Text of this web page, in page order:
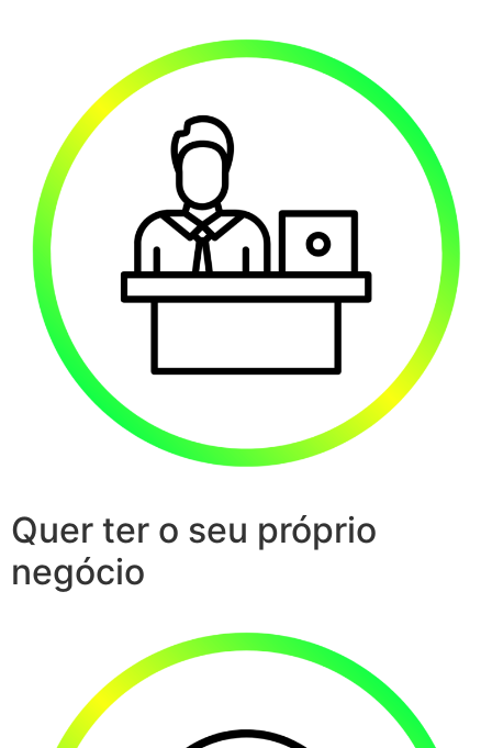
Quer ter o seu próprio
negócio